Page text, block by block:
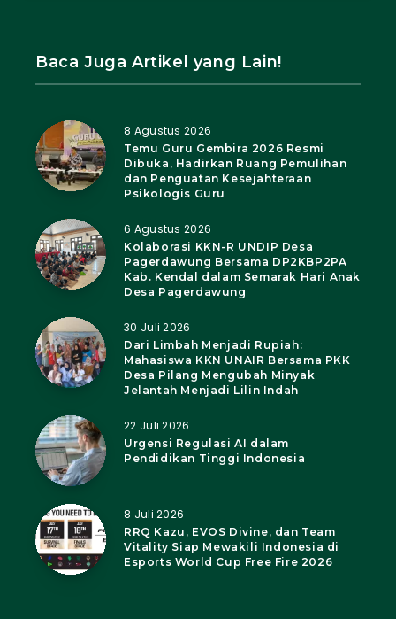
Baca Juga Artikel yang Lain!
8 Agustus 2026
Temu Guru Gembira 2026 Resmi
Dibuka, Hadirkan Ruang Pemulihan
dan Penguatan Kesejahteraan
Psikologis Guru
6 Agustus 2026
Kolaborasi KKN-R UNDIP Desa
Pagerdawung Bersama DP2KBP2PA
Kab. Kendal dalam Semarak Hari Anak
Desa Pagerdawung
30 Juli 2026
Dari Limbah Menjadi Rupiah:
Mahasiswa KKN UNAIR Bersama PKK
Desa Pilang Mengubah Minyak
Jelantah Menjadi Lilin Indah
22 Juli 2026
Urgensi Regulasi AI dalam
Pendidikan Tinggi Indonesia
8 Juli 2026
RRQ Kazu, EVOS Divine, dan Team
Vitality Siap Mewakili Indonesia di
Esports World Cup Free Fire 2026